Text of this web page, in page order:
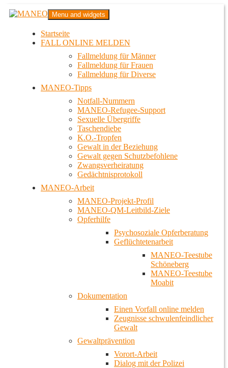
Zum
InhaltMANEO
Das schwule Anti-Gewalt-Projekt in Berlin
Menu and widgets
Startseite
FALL ONLINE MELDEN
Fallmeldung für Männer
Fallmeldung für Frauen
Fallmeldung für Diverse
MANEO-Tipps
Notfall-Nummern
MANEO-Refugee-Support
Sexuelle Übergriffe
Taschendiebe
K.O.-Tropfen
Gewalt in der Beziehung
Gewalt gegen Schutzbefohlene
Zwangsverheiratung
Gedächtnisprotokoll
MANEO-Arbeit
MANEO-Projekt-Profil
MANEO-QM-Leitbild-Ziele
Opferhilfe
Psychosoziale Opferberatung
Geflüchtetenarbeit
MANEO-Teestube
Schöneberg
MANEO-Teestube
Moabit
Dokumentation
Einen Vorfall online melden
Zeugnisse schwulenfeindlicher
Gewalt
Gewaltprävention
Vorort-Arbeit
Dialog mit der Polizei